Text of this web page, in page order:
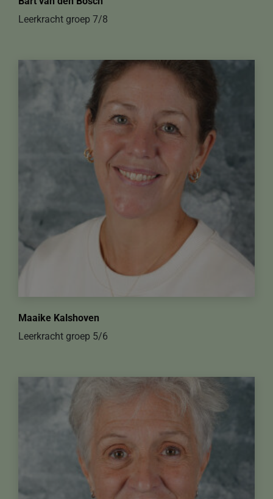
Leerkracht groep 7/8
Maaike Kalshoven
Leerkracht groep 5/6